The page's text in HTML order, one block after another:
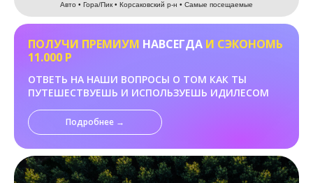
Авто • Гора/Пик • Корсаковский р-н • Самые посещаемые
ПОЛУЧИ ПРЕМИУМ НАВСЕГДА И СЭКОНОМЬ
11.000 Р
ОТВЕТЬ НА НАШИ ВОПРОСЫ О ТОМ КАК ТЫ
ПУТЕШЕСТВУЕШЬ И ИСПОЛЬЗУЕШЬ ИДИЛЕСОМ
Подробнее →